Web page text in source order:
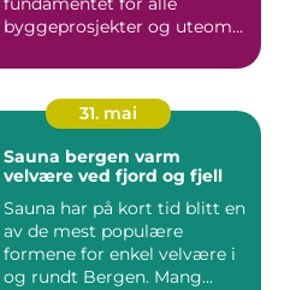
byggeprosjekter og uteom...
31. mai
Sauna bergen varm
velvære ved fjord og fjell
Sauna har på kort tid blitt en
av de mest populære
formene for enkel velvære i
og rundt Bergen. Mang...